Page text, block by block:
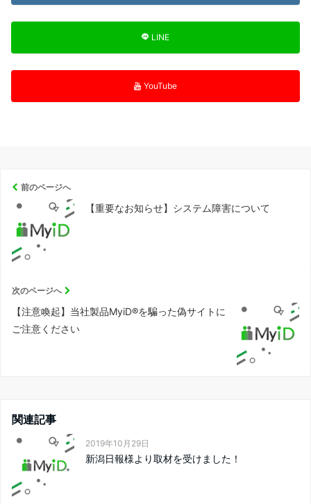
LINE
YouTube
前のページへ
【重要なお知らせ】システム障害について
次のページへ
【注意喚起】当社製品MyiD®を騙った偽サイトに
ご注意ください
関連記事
2019年10月29日
新潟日報様より取材を受けました！